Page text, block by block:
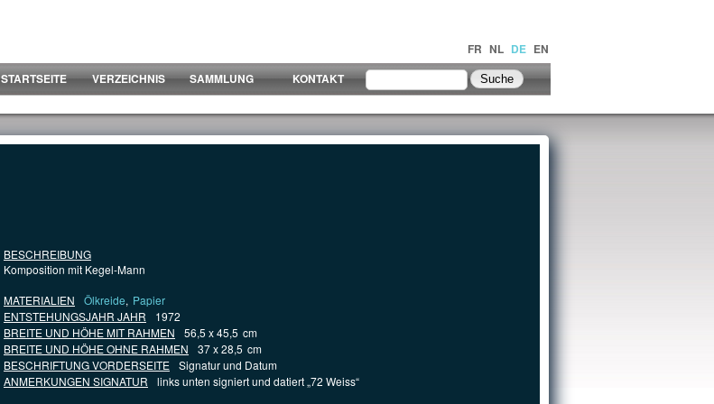
FR NL DE EN
STARTSEITE
VERZEICHNIS SAMMLUNG KONTAKT
BESCHREIBUNG
Komposition mit Kegel-Mann
MATERIALIEN
Ölkreide, Papier
ENTSTEHUNGSJAHR JAHR
1972
BREITE UND HÖHE MIT RAHMEN
56,5 x 45,5 cm
BREITE UND HÖHE OHNE RAHMEN
37 x 28,5 cm
BESCHRIFTUNG VORDERSEITE Signatur und Datum
ANMERKUNGEN SIGNATUR
links unten signiert und datiert „72 Weiss“